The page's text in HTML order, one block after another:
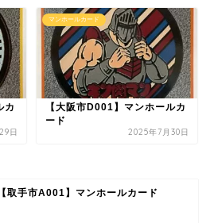
カ
日
マンホールカード
【大阪市D001】マンホールカ
ード
2025年7月30日
【取手市A001】マンホールカード